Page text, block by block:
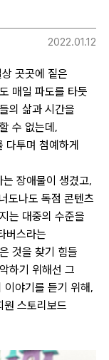
2022.01.12
곳곳에 짙은
매일 파도를 타듯
의 삶과 시간을
수 없는데,
다투며 첨예하게
장애물이 생겼고,
도나도 독점 콘텐츠
는 대중의 수준을
버스라는
것을 찾기 힘들
하기 위해선 그
이야기를 듣기 위해,
원 스토리보드